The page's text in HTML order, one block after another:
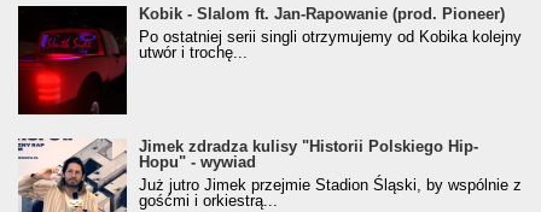
Kobik - Slalom ft. Jan-Rapowanie (prod. Pioneer)
[Official Music Visualiser]
Kobik - Slalom ft. Jan-Rapowanie (prod. Pioneer)
Po ostatniej serii singli otrzymujemy od Kobika kolejny
utwór i trochę...
Jimek zdradza kulisy "Historii Polskiego Hip-
Hopu" - wywiad
Jimek zdradza kulisy "Historii Polskiego Hip-
Hopu" - wywiad
Już jutro Jimek przejmie Stadion Śląski, by wspólnie z
gośćmi i orkiestrą...